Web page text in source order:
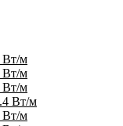
Вт/м
Вт/м
Вт/м
Вт/м
Вт/м